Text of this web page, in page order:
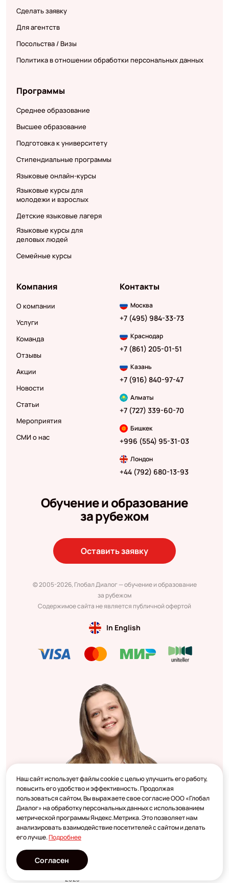
Сделать заявку
Для агентств
Посольства / Визы
Политика в отношении обработки персональных данных
Программы
Среднее образование
Высшее образование
Подготовка к университету
Стипендиальные программы
Языковые онлайн-курсы
Языковые курсы для
молодежи и взрослых
Детские языковые лагеря
Языковые курсы для
деловых людей
Семейные курсы
Компания
О компании
Услуги
Команда
Отзывы
Акции
Новости
Статьи
Мероприятия
СМИ о нас
Контакты
Москва
+7 (495) 984-33-73
Краснодар
+7 (861) 205-01-51
Казань
+7 (916) 840-97-47
Алматы
+7 (727) 339-60-70
Бишкек
+996 (554) 95-31-03
Лондон
+44 (792) 680-13-93
Обучение и образование
за рубежом
Оставить заявку
© 2005-2026, Глобал Диалог — обучение и образование
за рубежом
Содержимое сайта не является публичной офертой
In English
Разработано
2023
Наш сайт использует файлы cookie с целью улучшить его работу,
повысить его удобство и эффективность. Продолжая
пользоваться сайтом, Вы выражаете свое согласие ООО «Глобал
Диалог» на обработку персональных данных с использованием
метрической программы Яндекс.Метрика. Это позволяет нам
анализировать взаимодействие посетителей с сайтом и делать
его лучше.Подробнее
Согласен